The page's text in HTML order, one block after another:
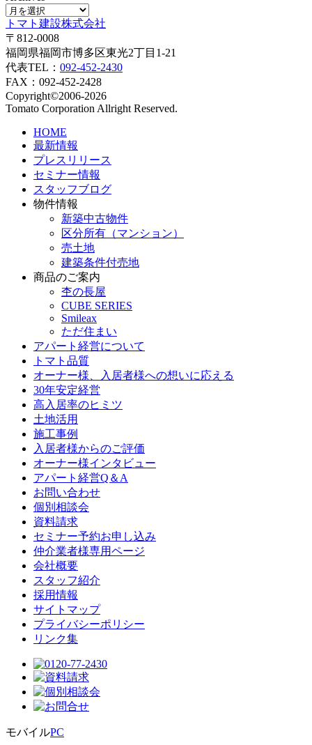
トマト建設株式会社
〒812-0008
福岡県福岡市博多区東光2丁目1-21
代表TEL： 092-452-2430
FAX：092-452-2428
Copyright©2006-2026
Tomato Corporation Allright Reserved.
HOME
最新情報
プレスリリース
セミナー情報
スタッフブログ
物件情報
新築中古物件
区分所有（マンション）
売土地
建築条件付売地
商品のご案内
杢の長屋
CUBE SERIES
Smileax
ただ住まい
アパート経営について
トマト品質
オーナー様、入居者様への想いに応える
30年安定経営
高入居率のヒミツ
土地活用
施工事例
入居者様からのご評価
オーナー様インタビュー
アパート経営Q＆A
お問い合わせ
個別相談会
資料請求
セミナー予約お申し込み
仲介業者様専用ページ
会社概要
スタッフ紹介
採用情報
サイトマップ
プライバシーポリシー
リンク集
モバイルPC